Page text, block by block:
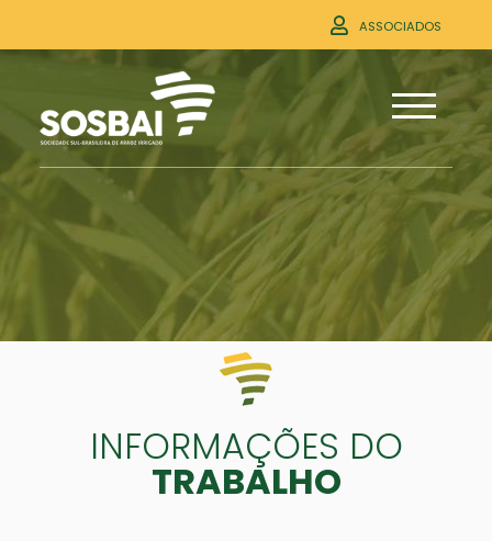
ASSOCIADOS
INFORMAÇÕES DO
TRABALHO